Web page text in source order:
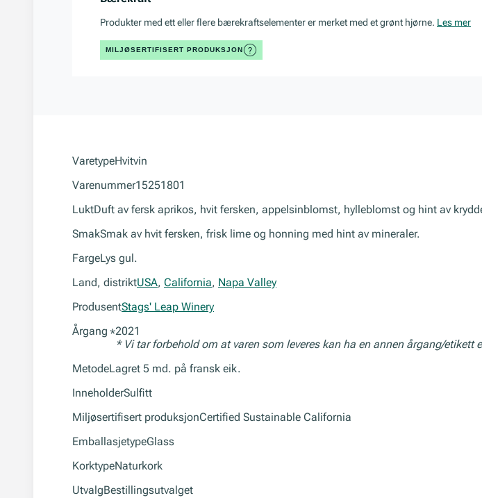
Produkter med ett eller flere bærekraftselementer er merket med et grønt hjørne. Les mer
MILJØSERTIFISERT PRODUKSJON
VaretypeHvitvin
Varenummer15251801
LuktDuft av fersk aprikos, hvit fersken, appelsinblomst, hylleblomst og hint av
SmakSmak av hvit fersken, frisk lime og honning med hint av mineraler.
FargeLys gul.
Land, distriktUSA, California, Napa Valley
ProdusentStags' Leap Winery
Årgang *2021
* Vi tar forbehold om at varen som leveres kan ha en annen årgang/etikett
MetodeLagret 5 md. på fransk eik.
InneholderSulfitt
Miljøsertifisert produksjonCertified Sustainable California
EmballasjetypeGlass
KorktypeNaturkork
UtvalgBestillingsutvalget